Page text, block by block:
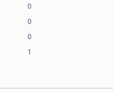
0
0
0
1